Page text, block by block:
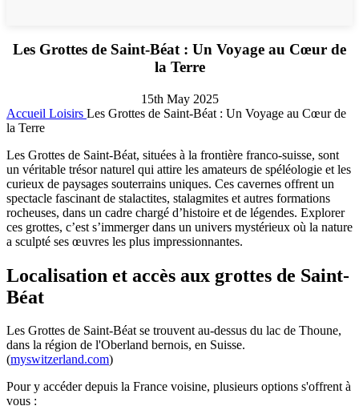
Les Grottes de Saint-Béat : Un Voyage au Cœur de
la Terre
15th May 2025
Accueil Loisirs Les Grottes de Saint-Béat : Un Voyage au Cœur de
la Terre
Les Grottes de Saint-Béat, situées à la frontière franco-suisse, sont
un véritable trésor naturel qui attire les amateurs de spéléologie et les
curieux de paysages souterrains uniques. Ces cavernes offrent un
spectacle fascinant de stalactites, stalagmites et autres formations
rocheuses, dans un cadre chargé d’histoire et de légendes. Explorer
ces grottes, c’est s’immerger dans un univers mystérieux où la nature
a sculpté ses œuvres les plus impressionnantes.
Localisation et accès aux grottes de Saint-
Béat
Les Grottes de Saint-Béat se trouvent au-dessus du lac de Thoune,
dans la région de l'Oberland bernois, en Suisse.
(myswitzerland.com)
Pour y accéder depuis la France voisine, plusieurs options s'offrent à
vous :